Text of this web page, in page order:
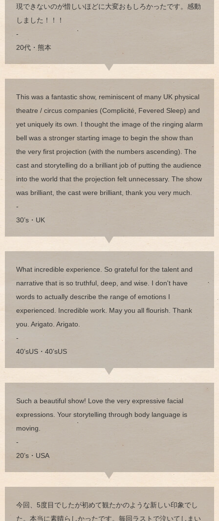
現できないのが惜しいほどに大変おもしろかったです。感動
しました！！！
-
20代・熊本
This was a fantastic show, reminiscent of many UK physical
theatre / circus companies (Complicité, Fevered Sleep) and
yet uniquely its own. I thought the image of the ringing alarm
bell was a stronger starting image to begin the show than
the very first projection (with the numbers ascending). The
cast and storytelling do a brilliant job of putting the audience
into the world that the projection felt unnecessary. The show
was brilliant, the cast were brilliant, thank you very much.
-
30’s・UK
What incredible experience. So grateful for the talent and
narrative that is so truthful, deep, and wise. I don't have
words to actually describe the range of emotions I
experienced. Incredible work. May you all flourish. Thank
you. Arigato. Arigato.
-
40’sUS・40’sUS
Such a beautiful show! Love the very expressive facial
expressions. Your storytelling through body language is
moving.
-
20’s・USA
今回、5度目でしたが初めて観たかのような新しい印象でし
た。本当に素晴らしかったです。毎回ラストで泣いてしまい